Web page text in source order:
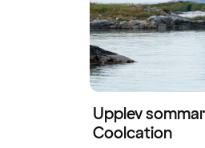
Upplev
Coolcation